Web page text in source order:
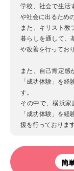
学校、社会で生活
や社会に出るため
また、キリスト教
暮らしを通して、
や改善を行ってお
また、自己肯定感
「成功体験」を
す。
その中で、横浜
「成功体験」を
援を行っております
簡